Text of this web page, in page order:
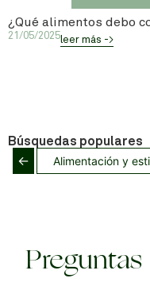
¿Qué alimentos debo
21/05/2025leer más ->
Búsquedas populares
← Alimentación y